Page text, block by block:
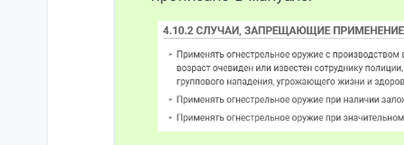
действия один
и без выхода в этой
полицейских,
к слову, ибо они не
странным, возможно
машину, причем они
в АФК) которые им